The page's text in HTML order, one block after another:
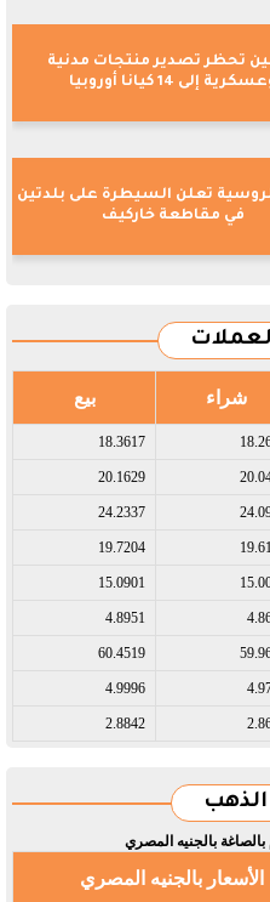
تحظر تصدير منتجات مدنية
إلى 14 كيانا أوروبيا
تعلن السيطرة على بلدتين
في مقاطعة خاركيف
شراء بيع
18.3617
20.1629
24.2337
19.7204
15.0901
4.8951
60.4519
4.9996
2.8842
بالجنيه المصري
الأسعار بالجنيه المصري